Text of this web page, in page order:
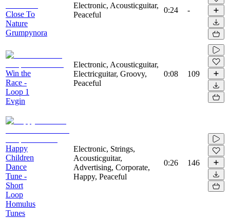
Close To
Nature
Grumpynora
Electronic, Acousticguitar,
Peaceful
0:24 -
Win the
Race -
Loop 1
Evgin
Electronic, Acousticguitar,
Electricguitar, Groovy,
Peaceful
0:08 109
Happy
Children
Dance
Tune -
Short
Loop
Homulus
Tunes
Electronic, Strings,
Acousticguitar,
Advertising, Corporate,
Happy, Peaceful
0:26 146